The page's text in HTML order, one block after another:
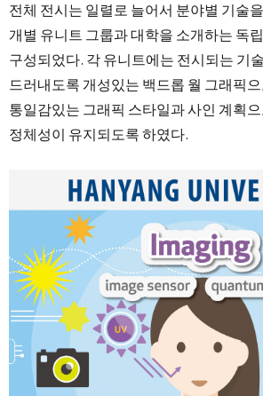
전체 전시는 일렬로 늘어서 분야별 기술
개별 유니트 그룹과 대학을 소개하는 독
구성되었다. 각 유니트에는 전시되는 기
드러내도록 개성있는 백드롭 월 그래픽
통일감있는 그래픽 스타일과 사인 계획
정체성이 유지되도록 하였다.